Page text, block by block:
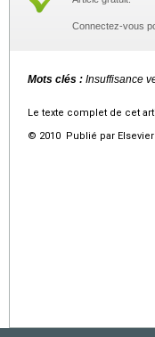
Connectez-vous
Mots clés : Insuffisance
Le texte complet de cet
© 2010 Publié par Elsevier